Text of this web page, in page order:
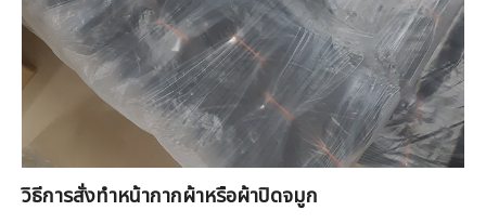
วิธีการสั่งทำหน้ากากผ้าหรือผ้าปิดจมูก